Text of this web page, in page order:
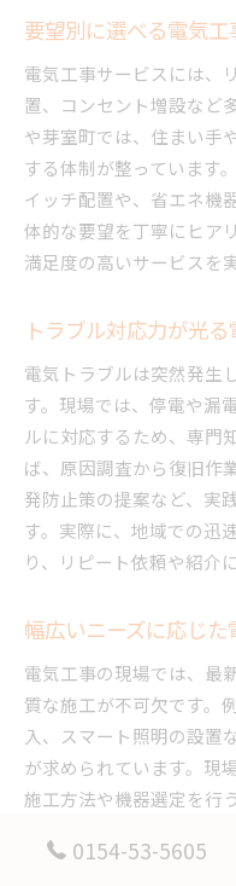
要望別に選べる電気
電気工事サービスには、
置、コンセント増設など
や芽室町では、住まい手
する体制が整っています
イッチ配置や、省エネ機
体的な要望を丁寧にヒア
満足度の高いサービスを
トラブル対応力が光
電気トラブルは突然発生
す。現場では、停電や漏
ルに対応するため、専門
ば、原因調査から復旧作
発防止策の提案など、実
す。実際に、地域での迅
り、リピート依頼や紹介
幅広いニーズに応じ
電気工事の現場では、最
質な施工が不可欠です。
入、スマート照明の設置
が求められています。現
施工方法や機器選定を行
ています。0154-53-5605